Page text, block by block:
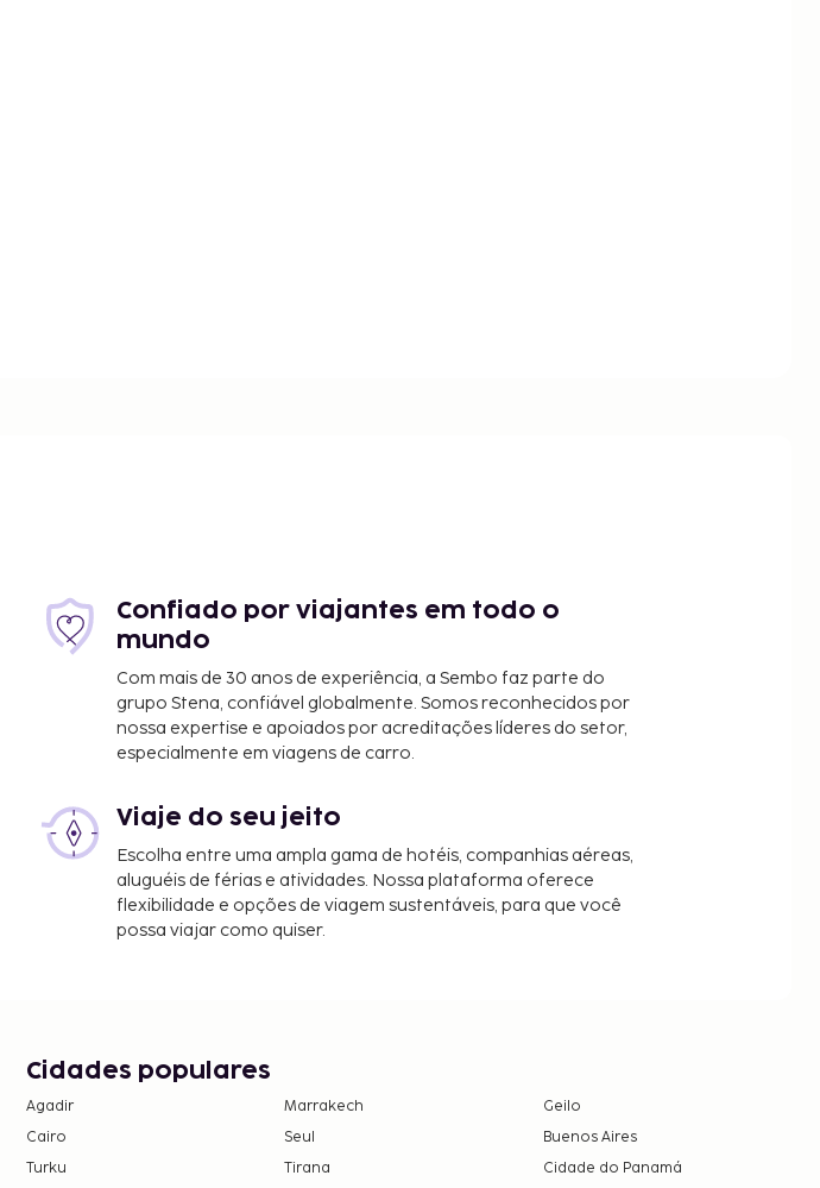
Confiado por viajantes em todo o
mundo
Com mais de 30 anos de experiência, a Sembo faz parte do
grupo Stena, confiável globalmente. Somos reconhecidos por
nossa expertise e apoiados por acreditações líderes do setor,
especialmente em viagens de carro.
Viaje do seu jeito
Escolha entre uma ampla gama de hotéis, companhias aéreas,
aluguéis de férias e atividades. Nossa plataforma oferece
flexibilidade e opções de viagem sustentáveis, para que você
possa viajar como quiser.
Cidades populares
Agadir Marrakech
Geilo
Cairo
Seul
Buenos Aires
Turku
Tirana
Cidade do Panamá